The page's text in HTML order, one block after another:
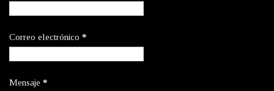
Correo electrónico *
Mensaje *